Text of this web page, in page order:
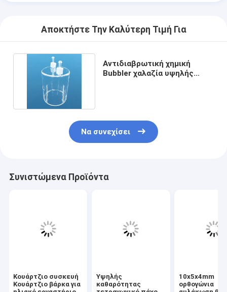
Αποκτήστε Την Καλύτερη Τιμή Για
Αντιδιαβρωτική χημική
Bubbler χαλαζία υψηλής
Να συνεχίσει
Συνιστώμενα Προϊόντα
Κουάρτζιο συσκευή
Κουάρτζιο βάρκα για
Υψηλής
καθαρότητας
10x5x4mm
ορθογώνια